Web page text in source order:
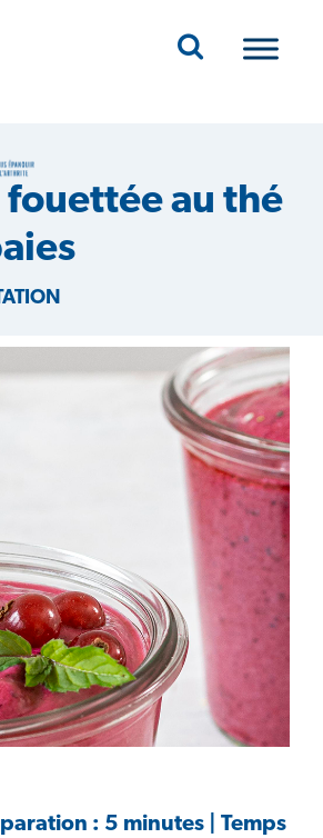
fouettée au thé
: 5 minutes | Temps